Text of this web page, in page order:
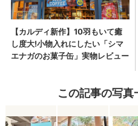
この記事の写真